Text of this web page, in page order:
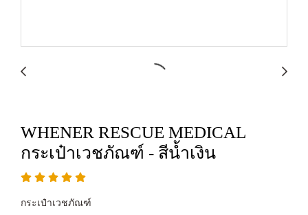
WHENER RESCUE MEDICAL
กระเป๋าเวชภัณฑ์ - สีน้ำเงิน
กระเป๋าเวชภัณฑ์